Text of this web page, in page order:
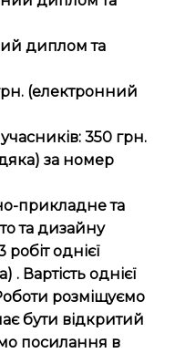
диплом та
(електронний
350 грн.
за номер
прикладне та
та дизайну
однієї
. Вартість однієї
розміщуємо
бути відкритий
посилання в